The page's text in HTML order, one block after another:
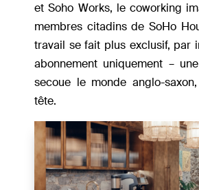
et Soho Works, le coworking
membres citadins de SoHo
travail se fait plus exclusif, par
abonnement uniquement –
secoue le monde anglo-
tête.